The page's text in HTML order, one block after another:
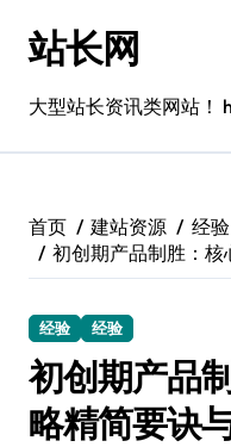
站长网
大型站长资讯类网站！
首页 建站资源 经验
初创期产品制胜：
经验 经验
初创期产品
略精简要诀